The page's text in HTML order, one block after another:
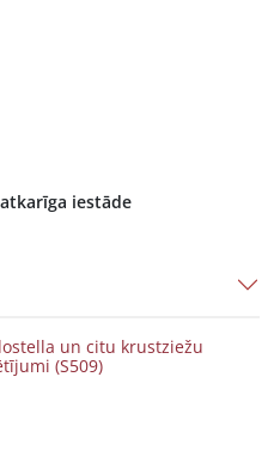
iestāde
un citu krustziežu
(S509)